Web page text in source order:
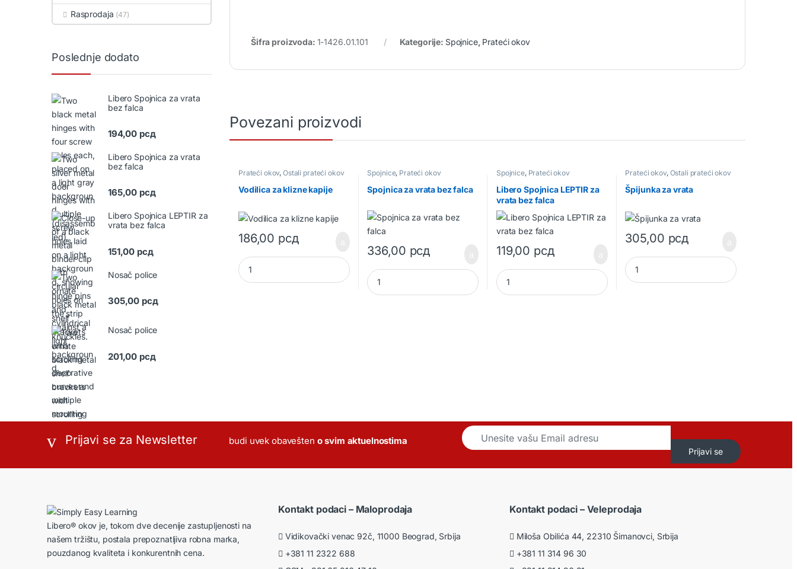
Šifra proizvoda: 1-1426.01.101 Kategorije: Spojnice, Prateći okov
Povezani proizvodi
Prateći okov,Ostali prateći okov
Vodilica za klizne kapije
186,00 рсд
Vodilica za klizne kapije quantity
Spojnice, Prateći okov
Spojnica za vrata bez falca
336,00 рсд
Spojnica za vrata bez falca quantity
Spojnice, Prateći okov
Libero Spojnica LEPTIR za
vrata bez falca
119,00 рсд
Libero Spojnica LEPTIR za vrata bez falca quantity
Prateći okov, Ostali prateći okov
Špijunka za vrata
305,00 рсд
Špijunka za vrata quantity
Rasprodaja (47)
Poslednje dodato
Libero Spojnica za vrata
bez falca
194,00 рсд
Libero Spojnica za vrata
bez falca
165,00 рсд
Libero Spojnica LEPTIR za
vrata bez falca
151,00 рсд
Nosač police
305,00 рсд
Nosač police
201,00 рсд
Prijavi se za Newsletter budi uvek obavešten o svim aktuelnostima
E
m
i
Prijavi se
Libero® okov je, tokom dve decenije zastupljenosti na
našem tržištu, postala prepoznatljiva robna marka,
pouzdanog kvaliteta i konkurentnih cena.
Kontakt podaci – Maloprodaja
Vidikovački venac 92č, 11000 Beograd, Srbija
+381 11 2322 688
Kontakt podaci – Veleprodaja
Miloša Obilića 44, 22310 Šimanovci, Srbija
+381 11 314 96 30